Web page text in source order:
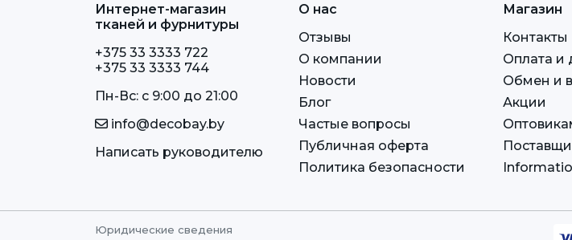
Интернет-магазин
тканей и фурнитуры
+375 33 3333 722
+375 33 3333 744
Пн-Вс: c 9:00 до 21:00
info@decobay.by
Написать руководителю
О нас
Отзывы
О компании
Новости
Блог
Частые вопросы
Публичная оферта
Политика безопасности
Магазин
Контакты
Оплата и
Обмен и
Акции
Юридические сведения